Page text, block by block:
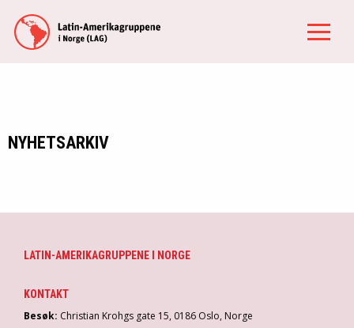
NYHETSARKIV
LATIN-AMERIKAGRUPPENE I NORGE
KONTAKT
Besøk: Christian Krohgs gate 15, 0186 Oslo, Norge